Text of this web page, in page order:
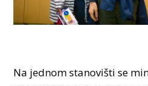
Na jednom stanovišti se